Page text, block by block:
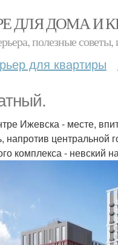
ДЛЯ ДОМА И
полезные советы,
для квартиры
Ижевска - месте,
центральной
комплекса - невский